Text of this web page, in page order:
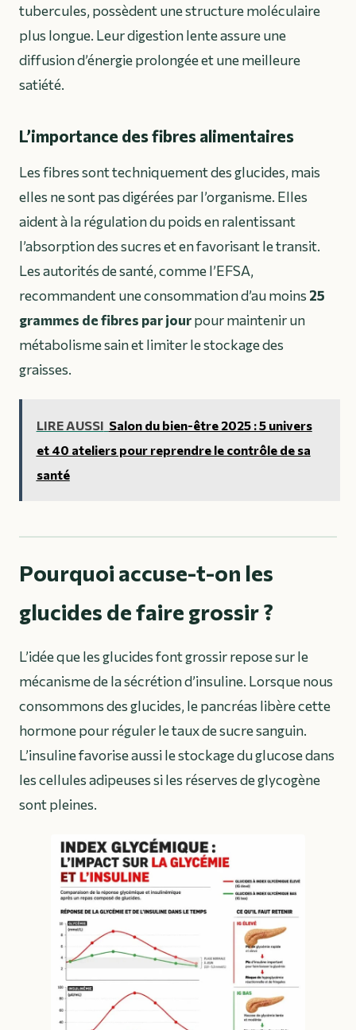
tubercules, possèdent une structure moléculaire
plus longue. Leur digestion lente assure une
diffusion d’énergie prolongée et une meilleure
satiété.
L’importance des fibres alimentaires
Les fibres sont techniquement des glucides, mais
elles ne sont pas digérées par l’organisme. Elles
aident à la régulation du poids en ralentissant
l’absorption des sucres et en favorisant le transit.
Les autorités de santé, comme l’EFSA,
recommandent une consommation d’au moins25
grammes de fibres par jourpour maintenir un
métabolisme sain et limiter le stockage des
graisses.
LIRE AUSSI Salon du bien-être 2025 : 5 univers
et 40 ateliers pour reprendre le contrôle de sa
santé
Pourquoi accuse-t-on les
glucides de faire grossir ?
L’idée que les glucides font grossir repose sur le
mécanisme de la sécrétion d’insuline. Lorsque nous
consommons des glucides, le pancréas libère cette
hormone pour réguler le taux de sucre sanguin.
L’insuline favorise aussi le stockage du glucose dans
les cellules adipeuses si les réserves de glycogène
sont pleines.